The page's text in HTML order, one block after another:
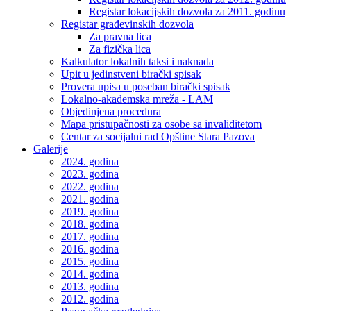
Registar lokacijskih dozvola za 2011. godinu
Registar građevinskih dozvola
Za pravna lica
Za fizička lica
Kalkulator lokalnih taksi i naknada
Upit u jedinstveni birački spisak
Provera upisa u poseban birački spisak
Lokalno-akademska mreža - LAM
Objedinjena procedura
Mapa pristupačnosti za osobe sa invaliditetom
Centar za socijalni rad Opštine Stara Pazova
Galerije
2024. godina
2023. godina
2022. godina
2021. godina
2019. godina
2018. godina
2017. godina
2016. godina
2015. godina
2014. godina
2013. godina
2012. godina